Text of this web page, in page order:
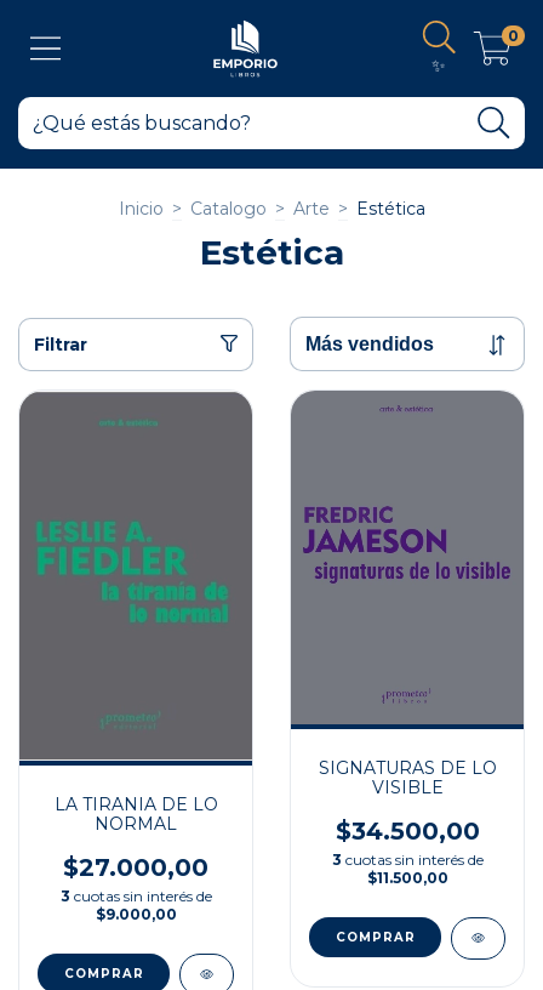
✨
0
Inicio > Catalogo > Arte > Estética
Estética
Filtrar
LA TIRANIA DE LO
NORMAL
$27.000,00
3 cuotas sin interés de
$9.000,00
SIGNATURAS DE LO
VISIBLE
$34.500,00
3 cuotas sin interés de
$11.500,00